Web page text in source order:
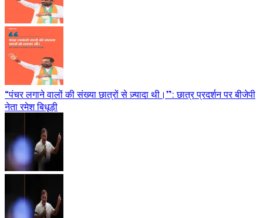
“पंचर लगाने वालों की संख्या छात्रों से ज़्यादा थी।”: छात्र प्रदर्शन पर बीजेपी
नेता रमेश बिधूड़ी